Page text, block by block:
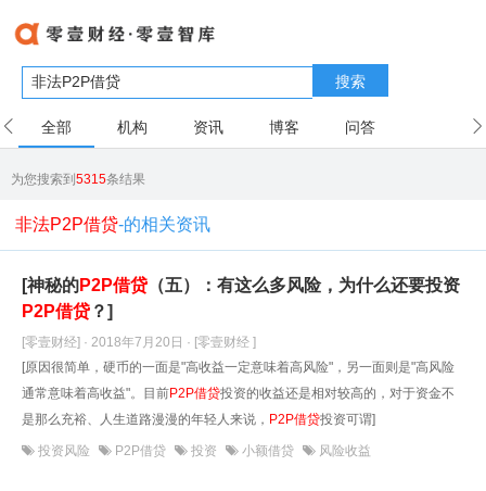
搜索
全部 机构 资讯 博客 问答
为您搜索到5315条结果
非法P2P借贷-的相关资讯
[神秘的P2P借贷 （五）：有这么多风险，为什么还要投资
P2P借贷 ？]
[零壹财经] · 2018年7月20日 · [零壹财经 ]
[原因很简单，硬币的一面是"高收益一定意味着高风险"，另一面则是"高风险
通常意味着高收益"。目前P2P借贷投资的收益还是相对较高的，对于资金不
是那么充裕、人生道路漫漫的年轻人来说， P2P借贷投资可谓]
投资风险 P2P借贷 投资 小额借贷 风险收益